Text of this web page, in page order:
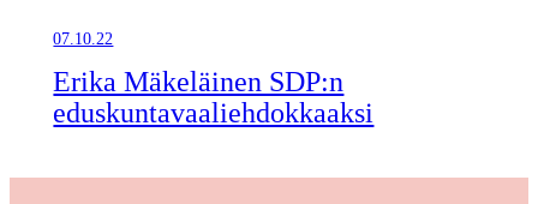
07.10.22
Erika Mäkeläinen SDP:n
eduskuntavaaliehdokkaaksi